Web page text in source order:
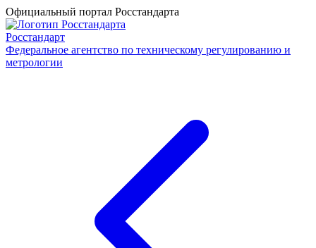
Официальный портал Росстандарта
Росстандарт
Федеральное агентство по техническому регулированию и
метрологии